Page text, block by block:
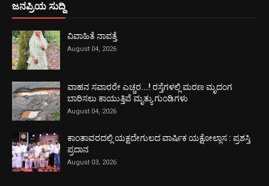
ಜನಪ್ರಿಯ ಸುದ್ದಿ
ವಿವಾಹಿತೆ ನಾಪತ್ತೆ
August 04, 2026
ವಾಹನ ಸವಾರರೇ ಎಚ್ಚರ...! ರಸ್ತೆಗಳಲ್ಲಿ ಮರಣ ಮೃದಂಗ
ಬಾರಿಸಲು ಕಾಯುತ್ತಿವೆ ಮೃತ್ಯು ಗುಂಡಿಗಳು
August 04, 2026
ಕಾಂತಾವರದಲ್ಲಿ ಯಕ್ಷದೇಗುಲದ ವಾರ್ಷಿಕ ಯಕ್ಷೋಲ್ಲಾಸ : ಪ್ರಶಸ್ತಿ
ಪ್ರದಾನ
August 03, 2026